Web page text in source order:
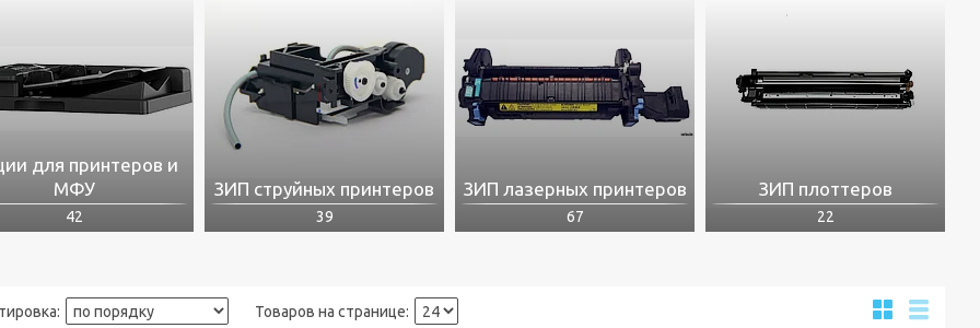
для принтеров и
МФУ
42
ЗИП струйных принтеров
39
ЗИП лазерных принтеров
67
ЗИП плоттеров
22